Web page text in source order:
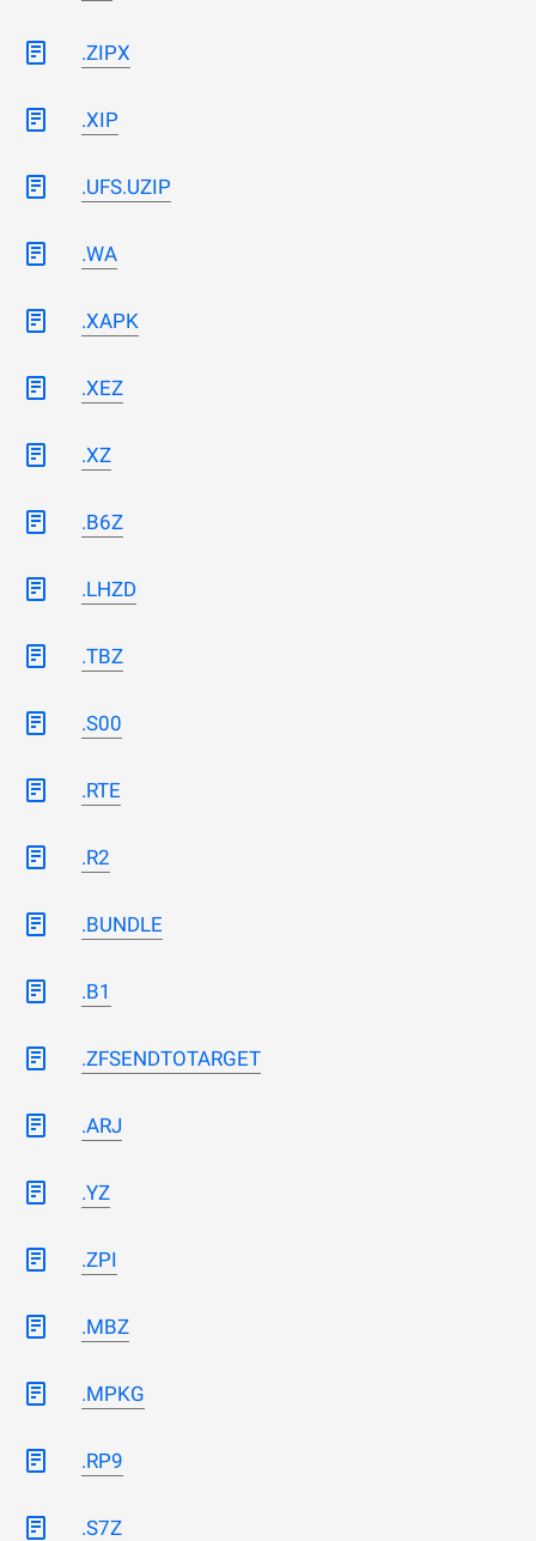
.ZIPX
.XIP
.UFS.UZIP
.WA
.XAPK
.XEZ
.XZ
.B6Z
.LHZD
.TBZ
.S00
.RTE
.R2
.BUNDLE
.B1
.ZFSENDTOTARGET
.ARJ
.YZ
.ZPI
.MBZ
.MPKG
.RP9
.S7Z